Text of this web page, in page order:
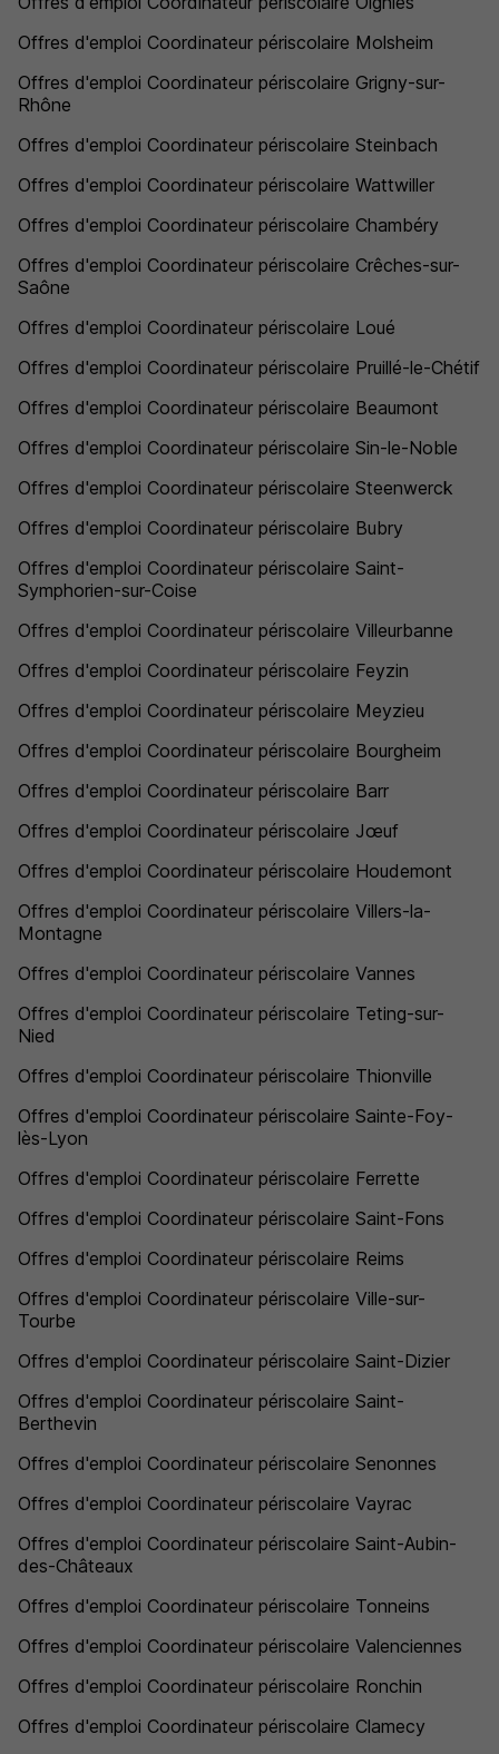
Offres d'emploi Coordinateur périscolaire Molsheim
Offres d'emploi Coordinateur périscolaire Grigny-sur-
Rhône
Offres d'emploi Coordinateur périscolaire Steinbach
Offres d'emploi Coordinateur périscolaire Wattwiller
Offres d'emploi Coordinateur périscolaire Chambéry
Offres d'emploi Coordinateur périscolaire Crêches-sur-
Saône
Offres d'emploi Coordinateur périscolaire Loué
Offres d'emploi Coordinateur périscolaire Pruillé-le-Chétif
Offres d'emploi Coordinateur périscolaire Beaumont
Offres d'emploi Coordinateur périscolaire Sin-le-Noble
Offres d'emploi Coordinateur périscolaire Steenwerck
Offres d'emploi Coordinateur périscolaire Bubry
Offres d'emploi Coordinateur périscolaire Saint-
Symphorien-sur-Coise
Offres d'emploi Coordinateur périscolaire Villeurbanne
Offres d'emploi Coordinateur périscolaire Feyzin
Offres d'emploi Coordinateur périscolaire Meyzieu
Offres d'emploi Coordinateur périscolaire Bourgheim
Offres d'emploi Coordinateur périscolaire Barr
Offres d'emploi Coordinateur périscolaire Jœuf
Offres d'emploi Coordinateur périscolaire Houdemont
Offres d'emploi Coordinateur périscolaire Villers-la-
Montagne
Offres d'emploi Coordinateur périscolaire Vannes
Offres d'emploi Coordinateur périscolaire Teting-sur-
Nied
Offres d'emploi Coordinateur périscolaire Thionville
Offres d'emploi Coordinateur périscolaire Sainte-Foy-
lès-Lyon
Offres d'emploi Coordinateur périscolaire Ferrette
Offres d'emploi Coordinateur périscolaire Saint-Fons
Offres d'emploi Coordinateur périscolaire Reims
Offres d'emploi Coordinateur périscolaire Ville-sur-
Tourbe
Offres d'emploi Coordinateur périscolaire Saint-Dizier
Offres d'emploi Coordinateur périscolaire Saint-
Berthevin
Offres d'emploi Coordinateur périscolaire Senonnes
Offres d'emploi Coordinateur périscolaire Vayrac
Offres d'emploi Coordinateur périscolaire Saint-Aubin-
des-Châteaux
Offres d'emploi Coordinateur périscolaire Tonneins
Offres d'emploi Coordinateur périscolaire Valenciennes
Offres d'emploi Coordinateur périscolaire Ronchin
Offres d'emploi Coordinateur périscolaire Clamecy